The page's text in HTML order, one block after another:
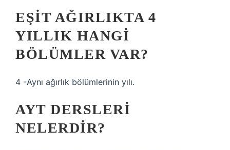
EŞIT AĞIRLIKTA 4
YILLIK HANGI
BÖLÜMLER VAR?
4 -Aynı ağırlık bölümlerinin yılı.
AYT DERSLERI
NELERDIR?